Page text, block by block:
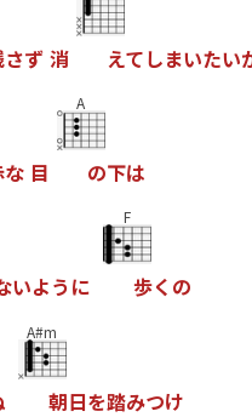
さず 消 えてしまいたい
な 目
A
の下は
いよう に
F
歩く の
A#m
朝日を踏みつけ